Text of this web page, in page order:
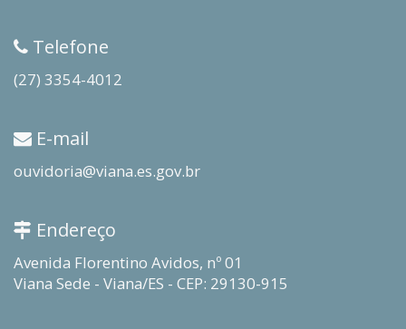
Telefone
(27) 3354-4012
E-mail
ouvidoria@viana.es.gov.br
Endereço
Avenida Florentino Avidos, nº 01
Viana Sede - Viana/ES - CEP: 29130-915